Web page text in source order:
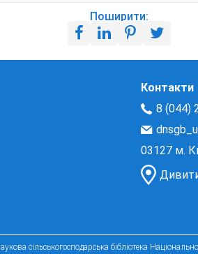
Поширити:
Контакти
8 (044)
03127 м.
сільськогосподарська бібліотека